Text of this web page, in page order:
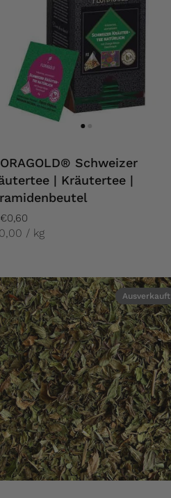
Schweizer
| Kräutertee |
/ kg
Ausverkauft